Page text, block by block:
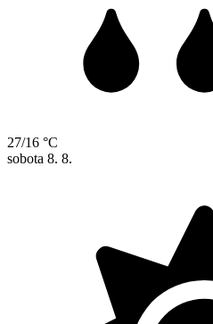
27/16 °C
sobota 8. 8.